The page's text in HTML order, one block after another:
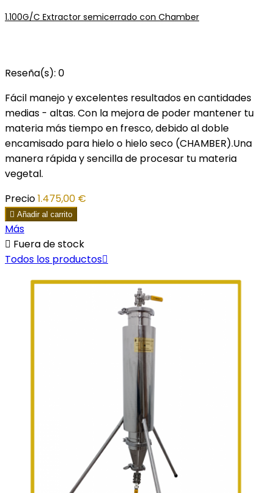
1.100G/C Extractor semicerrado con Chamber
Reseña(s): 0
Fácil manejo y excelentes resultados en cantidades
medias - altas. Con la mejora de poder mantener tu
materia más tiempo en fresco, debido al doble
encamisado para hielo o hielo seco (CHAMBER).Una
manera rápida y sencilla de procesar tu materia
vegetal.
Precio1.475,00 €
 Añadir al carrito
Más
 Fuera de stock
Todos los productos